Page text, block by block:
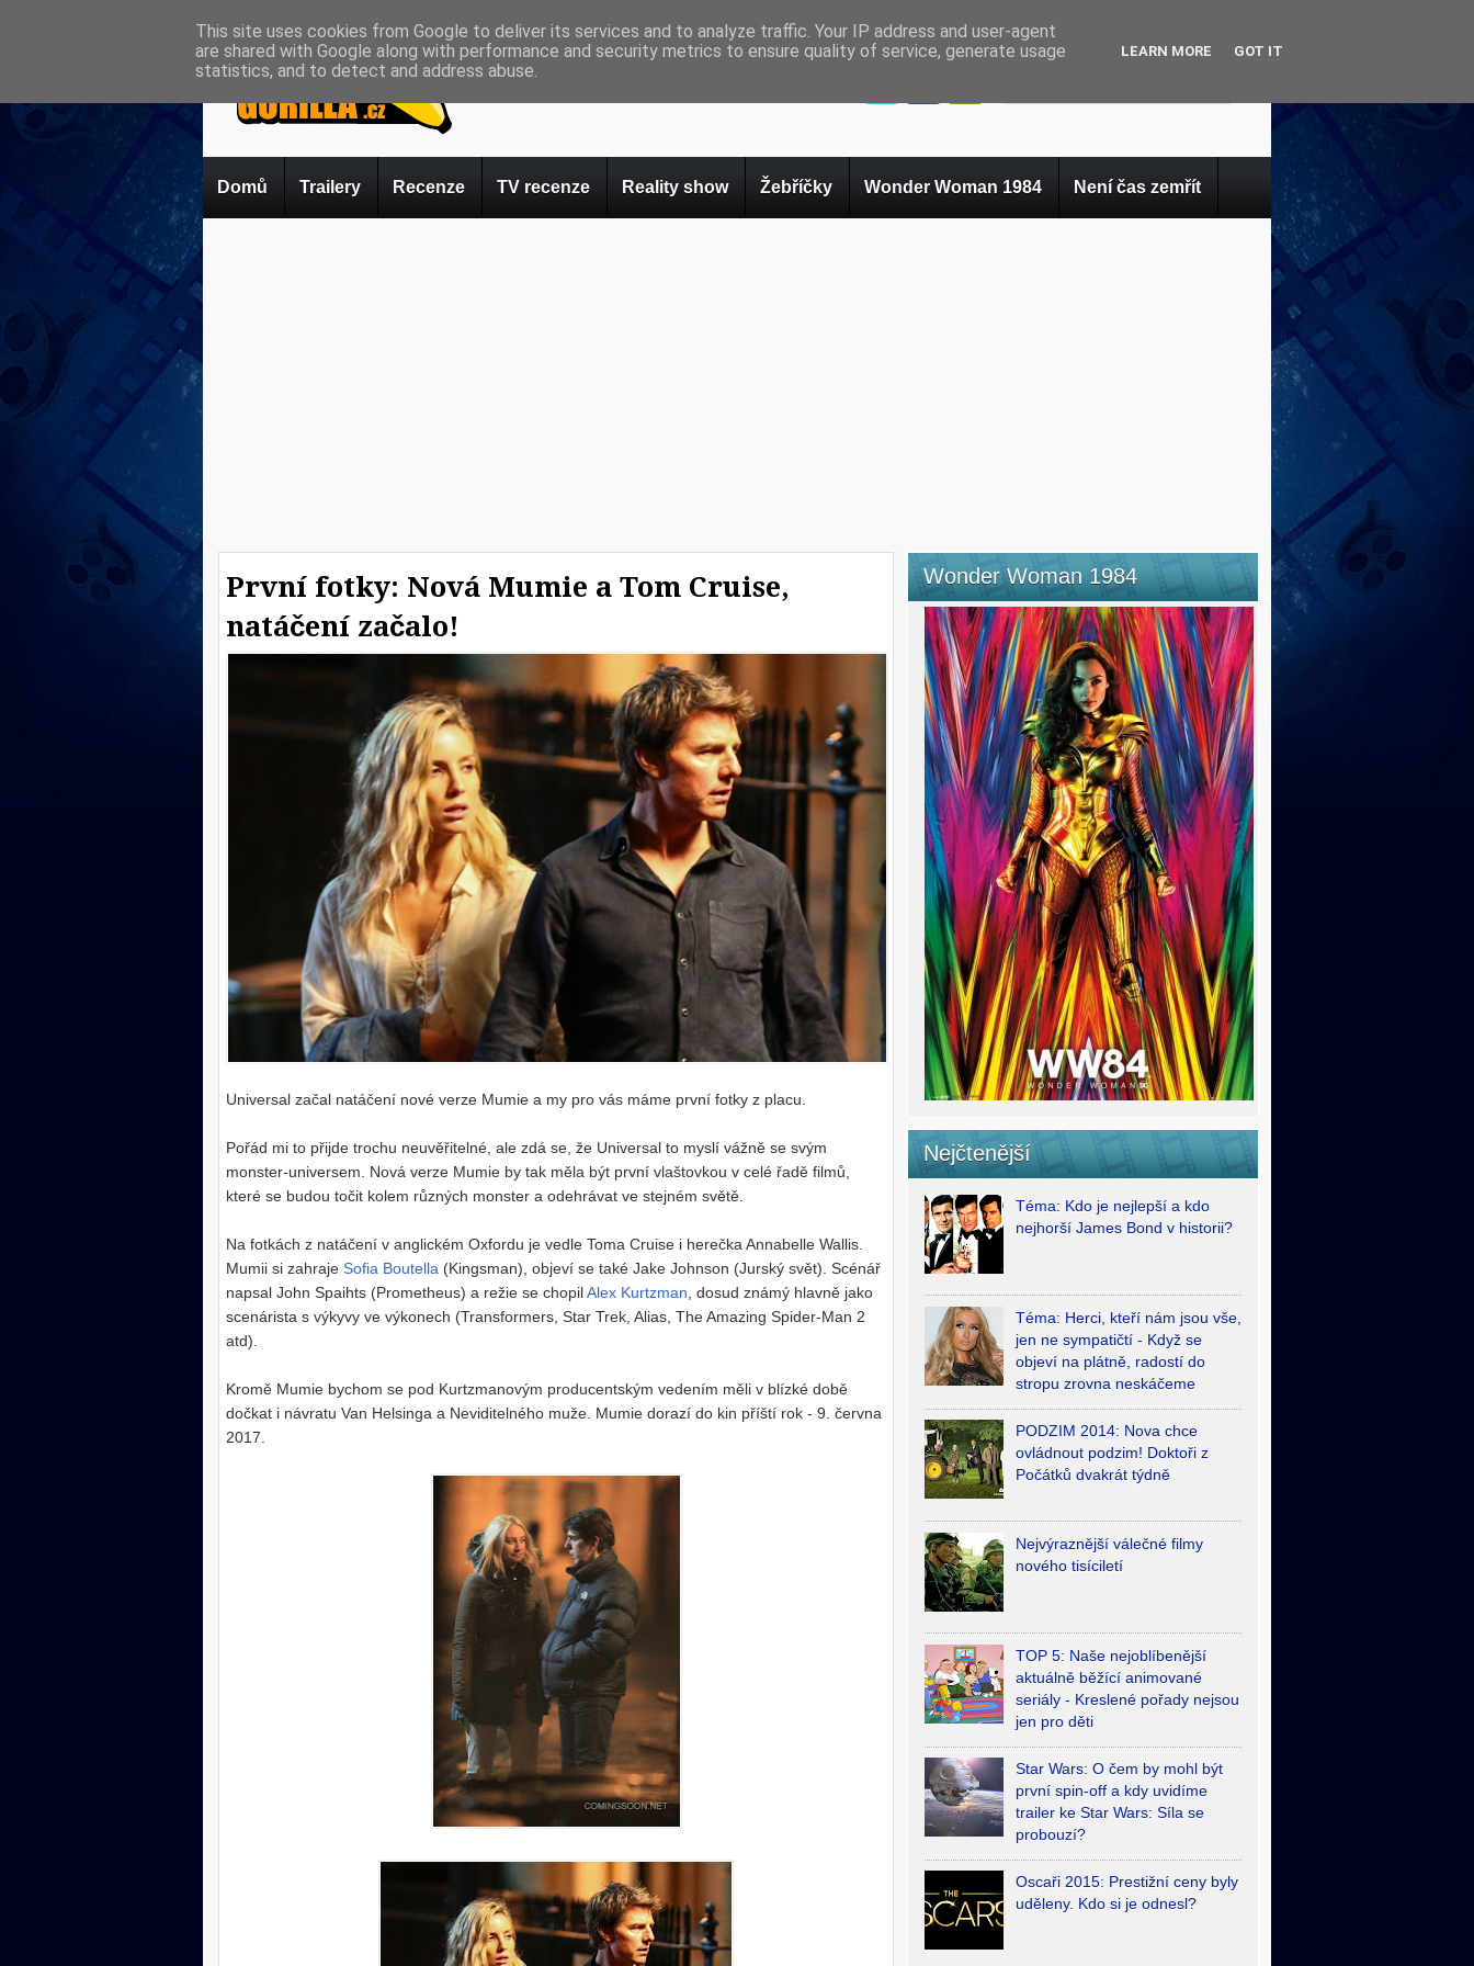
Domů Trailery Recenze TV recenze Reality show Žebříčky Wonder Woman 1984 Není čas zemřít
První fotky: Nová Mumie a Tom Cruise,
natáčení začalo!
Universal začal natáčení nové verze Mumie a my pro vás máme první fotky z placu.
Pořád mi to přijde trochu neuvěřitelné, ale zdá se, že Universal to myslí vážně se svým
monster-universem. Nová verze Mumie by tak měla být první vlaštovkou v celé řadě filmů,
které se budou točit kolem různých monster a odehrávat ve stejném světě.
Na fotkách z natáčení v anglickém Oxfordu je vedle Toma Cruise i herečka Annabelle Wallis.
Mumii si zahraje Sofia Boutella (Kingsman), objeví se také Jake Johnson (Jurský svět). Scénář
napsal John Spaihts (Prometheus) a režie se chopilAlex Kurtzman , dosud známý hlavně jako
scenárista s výkyvy ve výkonech (Transformers, Star Trek, Alias, The Amazing Spider-Man 2
atd).
Kromě Mumie bychom se pod Kurtzmanovým producentským vedením měli v blízké době
dočkat i návratu Van Helsinga a Neviditelného muže. Mumie dorazí do kin příští rok - 9. června
2017.
Wonder Woman 1984
Nejčtenější
Téma: Kdo je nejlepší a kdo
nejhorší James Bond v historii?
Téma: Herci, kteří nám jsou vše,
jen ne sympatičtí - Když se
objeví na plátně, radostí do
stropu zrovna neskáčeme
PODZIM 2014: Nova chce
ovládnout podzim! Doktoři z
Počátků dvakrát týdně
Nejvýraznější válečné filmy
nového tisíciletí
TOP 5: Naše nejoblíbenější
aktuálně běžící animované
seriály - Kreslené pořady nejsou
jen pro děti
Star Wars: O čem by mohl být
první spin-off a kdy uvidíme
trailer ke Star Wars: Síla se
probouzí?
Oscaři 2015: Prestižní ceny byly
uděleny. Kdo si je odnesl?
This site uses cookies from Google to deliver its services and to analyze traffic. Your IP address and user-agent
are shared with Google along with performance and security metrics to ensure quality of service, generate usage
statistics, and to detect and address abuse.
LEARN MORE GOT IT